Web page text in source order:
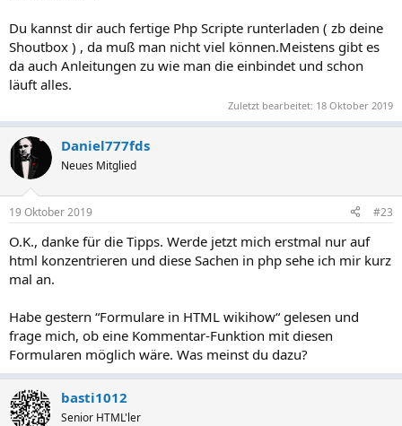
Du kannst dir auch fertige Php Scripte runterladen ( zb deine
Shoutbox ) , da muß man nicht viel können.Meistens gibt es
da auch Anleitungen zu wie man die einbindet und schon
läuft alles.
Zuletzt bearbeitet: 18 Oktober 2019
Daniel777fds
Neues Mitglied
19 Oktober 2019 #23
O.K., danke für die Tipps. Werde jetzt mich erstmal nur auf
html konzentrieren und diese Sachen in php sehe ich mir kurz
mal an.
Habe gestern “Formulare in HTML wikihow“ gelesen und
frage mich, ob eine Kommentar-Funktion mit diesen
Formularen möglich wäre. Was meinst du dazu?
basti1012
Senior HTML'ler